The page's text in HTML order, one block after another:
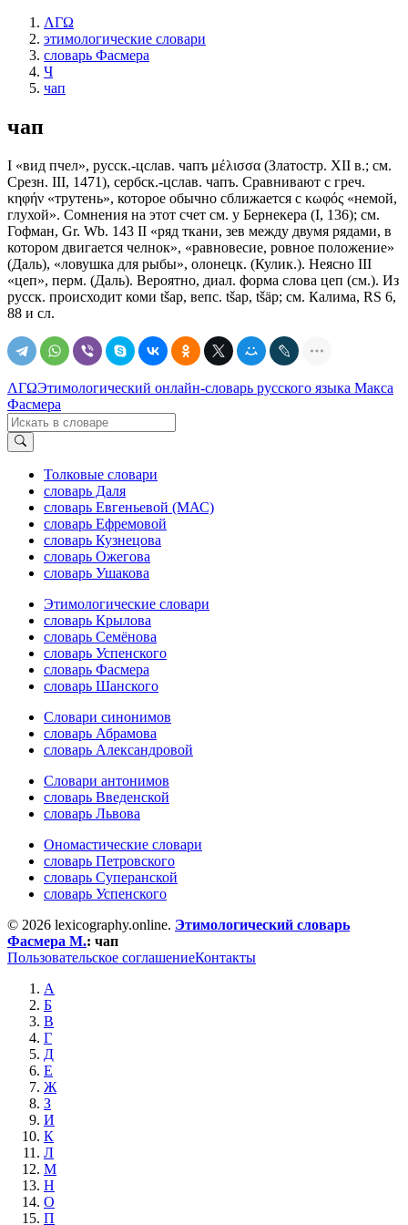
ΛΓΩ
этимологические словари
словарь Фасмера
Ч
чап
чап
I «вид пчел», русск.-цслав. чапъ μέλισσα (Златостр. ХII в.; см.
Срезн. III, 1471), сербск.-цслав. чапъ. Сравнивают с греч.
κηφήν «трутень», которое обычно сближается с κωφός «немой,
глухой». Сомнения на этот счет см. у Бернекера (I, 136); см.
Гофман, Gr. Wb. 143 II «ряд ткани, зев между двумя рядами, в
котором двигается челнок», «равновесие, ровное положение»
(Даль), «ловушка для рыбы», олонецк. (Кулик.). Неясно III
«цеп», перм. (Даль). Вероятно, диал. форма слова цеп (см.). Из
русск. происходит коми tšар, вепс. tšар, tšäр; см. Калима, RS 6,
88 и сл.
ΛΓΩЭтимологический онлайн-словарь русского языка Макса
Фасмера
Толковые словари
словарь Даля
словарь Евгеньевой (МАС)
словарь Ефремовой
словарь Кузнецова
словарь Ожегова
словарь Ушакова
Этимологические словари
словарь Крылова
словарь Семёнова
словарь Успенского
словарь Фасмера
словарь Шанского
Словари синонимов
словарь Абрамова
словарь Александровой
Словари антонимов
словарь Введенской
словарь Львова
Ономастические словари
словарь Петровского
словарь Суперанской
словарь Успенского
© 2026 lexicography.online. Этимологический словарь
Фасмера М.: чап
Пользовательское соглашениеКонтакты
А
Б
В
Г
Д
Е
Ж
З
И
К
Л
М
Н
О
П